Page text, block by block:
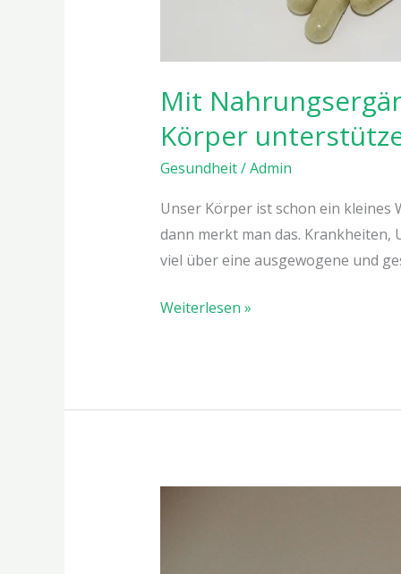
Mit
Körper
Gesundheit/Admin
Unser Körper ist schon ein kleines
dann merkt man das.
viel über eine ausgewogene und
Weiterlesen »